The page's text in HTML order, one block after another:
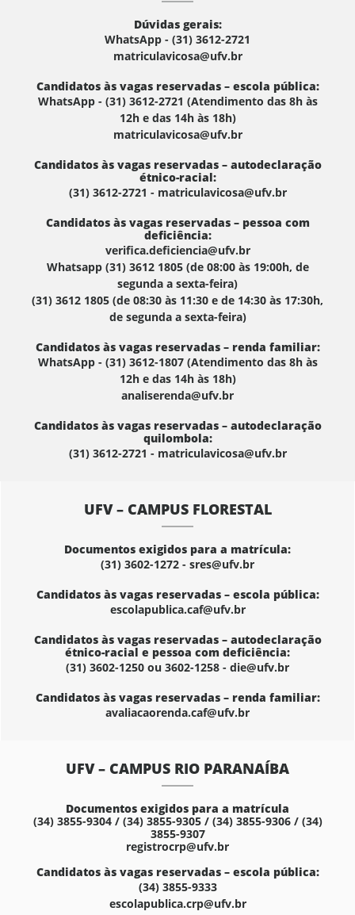
Dúvidas gerais:
WhatsApp - (31) 3612-2721
matriculavicosa@ufv.br
Candidatos às vagas reservadas – escola pública:
WhatsApp - (31) 3612-2721 (Atendimento das 8h às
12h e das 14h às 18h)
matriculavicosa@ufv.br
Candidatos às vagas reservadas – autodeclaração
étnico-racial:
(31) 3612-2721 - matriculavicosa@ufv.br
Candidatos às vagas reservadas – pessoa com
deficiência:
verifica.deficiencia@ufv.br
Whatsapp (31) 3612 1805 (de 08:00 às 19:00h, de
segunda a sexta-feira)
(31) 3612 1805 (de 08:30 às 11:30 e de 14:30 às 17:30h,
de segunda a sexta-feira)
Candidatos às vagas reservadas – renda familiar:
WhatsApp - (31) 3612-1807 (Atendimento das 8h às
12h e das 14h às 18h)
analiserenda@ufv.br
Candidatos às vagas reservadas – autodeclaração
quilombola:
(31) 3612-2721 - matriculavicosa@ufv.br
UFV – CAMPUS FLORESTAL
Documentos exigidos para a matrícula:
(31) 3602-1272 - sres@ufv.br
Candidatos às vagas reservadas – escola pública:
escolapublica.caf@ufv.br
Candidatos às vagas reservadas – autodeclaração
étnico-racial e pessoa com deficiência:
(31) 3602-1250 ou 3602-1258 - die@ufv.br
Candidatos às vagas reservadas – renda familiar:
avaliacaorenda.caf@ufv.br
UFV – CAMPUS RIO PARANAÍBA
Documentos exigidos para a matrícula
(34) 3855-9304 / (34) 3855-9305 / (34) 3855-9306 / (34)
3855-9307
registrocrp@ufv.br
Candidatos às vagas reservadas – escola pública:
(34) 3855-9333
escolapublica.crp@ufv.br